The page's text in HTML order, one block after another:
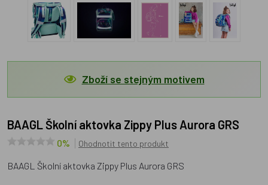
Zboží se stejným motivem
BAAGL Školní aktovka Zippy Plus Aurora GRS
0% Ohodnotit tento produkt
BAAGL Školní aktovka Zippy Plus Aurora GRS